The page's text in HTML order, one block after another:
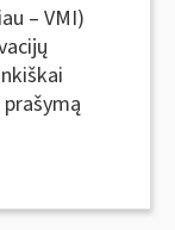
– VMI)